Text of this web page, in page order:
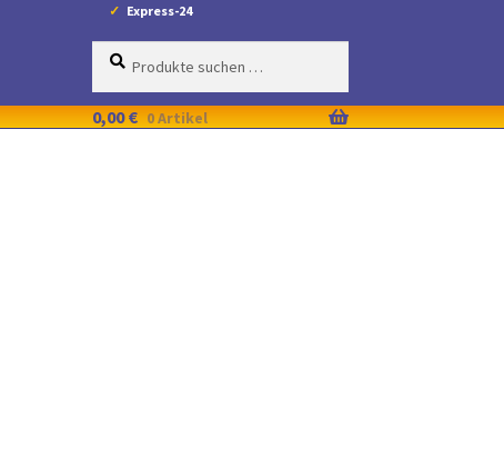
Express-24
Suche
Suchen
0,00€ 0 Artikel